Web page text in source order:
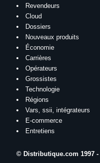
Revendeurs
Cloud
Dossiers
Nouveaux produits
Économie
Carrières
Opérateurs
Grossistes
Technologie
Régions
Vars, ssii, intégrateurs
E-commerce
Entretiens
© Distributique.com 1997 -